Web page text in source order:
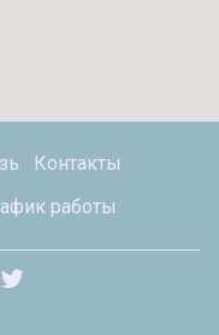
Контакты
работы